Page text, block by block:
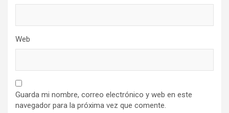
Web
Guarda mi nombre, correo electrónico y web en este
navegador para la próxima vez que comente.